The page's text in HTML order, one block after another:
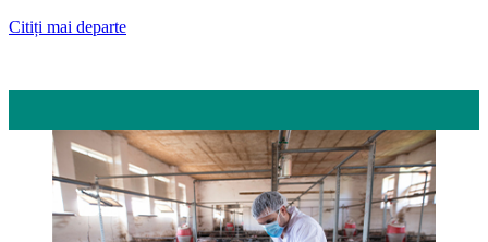
Citiți mai departe